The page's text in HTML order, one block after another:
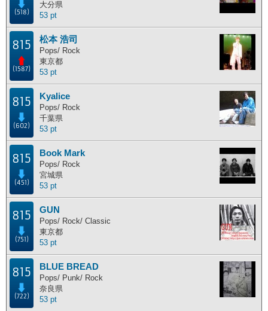
(518)
大分県
53 pt
815
(1587)
松本 浩司
Pops/ Rock
東京都
53 pt
815
(602)
Kyalice
Pops/ Rock
千葉県
53 pt
815
(451)
Book Mark
Pops/ Rock
宮城県
53 pt
815
(751)
GUN
Pops/ Rock/ Classic
東京都
53 pt
815
(722)
BLUE BREAD
Pops/ Punk/ Rock
奈良県
53 pt